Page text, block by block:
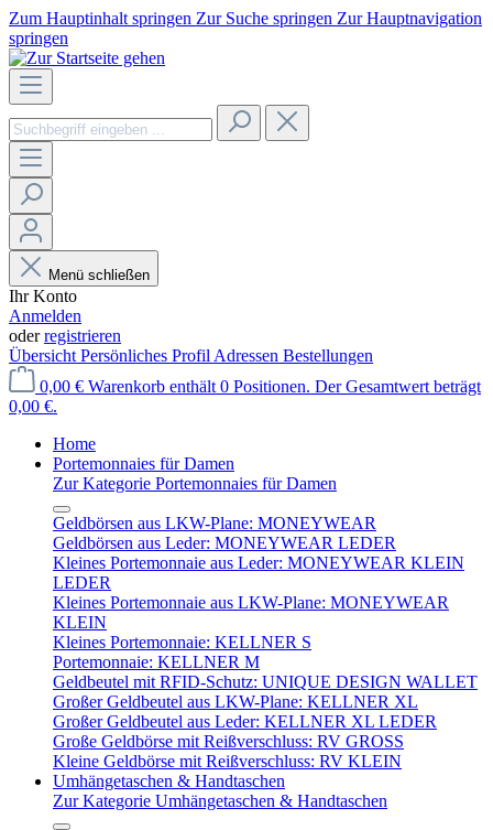
Zum Hauptinhalt springen Zur Suche springen Zur Hauptnavigation
springen
Menü schließen
Ihr Konto
Anmelden
oderregistrieren
Übersicht Persönliches Profil Adressen Bestellungen
0,00 € Warenkorb enthält 0 Positionen. Der Gesamtwert beträgt
0,00 €.
Home
Portemonnaies für Damen
Zur Kategorie Portemonnaies für Damen
Geldbörsen aus LKW-Plane: MONEYWEAR
Geldbörsen aus Leder: MONEYWEAR LEDER
Kleines Portemonnaie aus Leder: MONEYWEAR KLEIN
LEDER
Kleines Portemonnaie aus LKW-Plane: MONEYWEAR
KLEIN
Kleines Portemonnaie: KELLNER S
Portemonnaie: KELLNER M
Geldbeutel mit RFID-Schutz: UNIQUE DESIGN WALLET
Großer Geldbeutel aus LKW-Plane: KELLNER XL
Großer Geldbeutel aus Leder: KELLNER XL LEDER
Große Geldbörse mit Reißverschluss: RV GROSS
Kleine Geldbörse mit Reißverschluss: RV KLEIN
Umhängetaschen & Handtaschen
Zur Kategorie Umhängetaschen & Handtaschen